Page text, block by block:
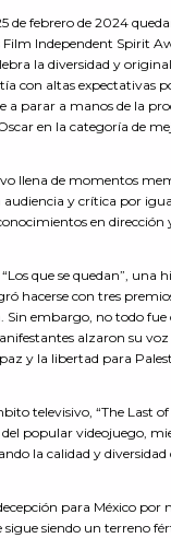
de febrero de 2024
Film Independent Spirit
la diversidad y
con altas expectativas
a parar a manos de la
en la categoría de
llena de momentos
audiencia y crítica por
en
que se quedan”, una
hacerse con tres
Sin embargo, no todo
alzaron su
y la libertad para
televisivo, “The Last
popular videojuego,
la calidad y
para México
sigue siendo un terreno